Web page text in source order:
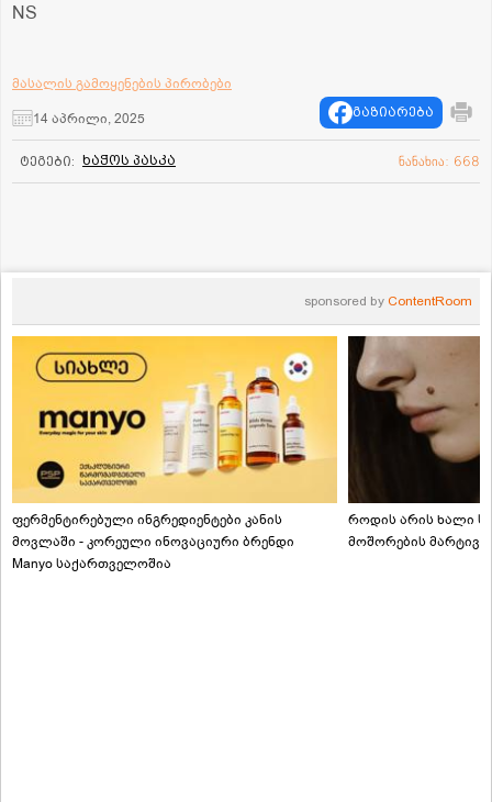
NS
მასალის გამოყენების პირობები
14 აპრილი, 2025
გაზიარება
ტეგები: ხაჭოს პასკა ნანახია: 668
sponsored by ContentRoom
ფერმენტირებული ინგრედიენტები კანის
მოვლაში - კორეული ინოვაციური ბრენდი
Manyo საქართველოშია
როდის არის ხალი
მოშორების